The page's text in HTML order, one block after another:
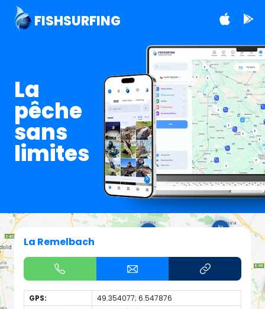
FISHSURFING
La
pêche
sans
limites
La Remelbach
GPS:
49.354077; 6.547876